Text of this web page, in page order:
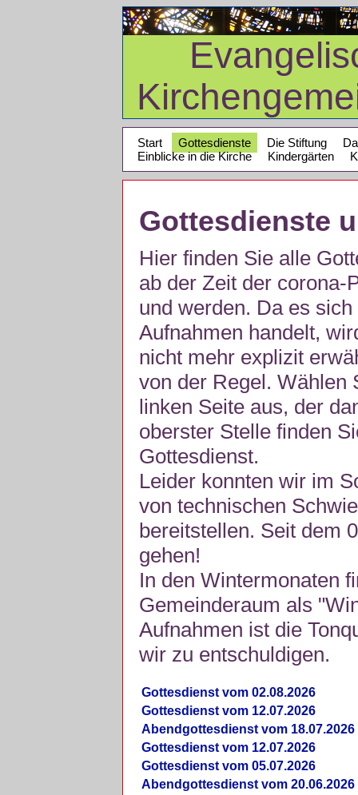
Start Gottesdienste Die Stiftung
Einblicke in die Kirche
Kindergärten
Gottesdienste
Hier finden Sie alle
ab der Zeit der corona-
und werden. Da es
Aufnahmen handelt,
nicht mehr explizit
von der Regel. Wählen
linken Seite aus, der
oberster Stelle finden
Gottesdienst.
Leider konnten wir im
von technischen
bereitstellen. Seit dem
gehen!
In den Wintermonaten
Gemeinderaum als
Aufnahmen ist die
wir zu entschuldigen.
Gottesdienst vom 02.08.2026
Gottesdienst vom 12.07.2026
Abendgottesdienst vom 18.07.2026
Gottesdienst vom 12.07.2026
Gottesdienst vom 05.07.2026
Abendgottesdienst vom 20.06.2026